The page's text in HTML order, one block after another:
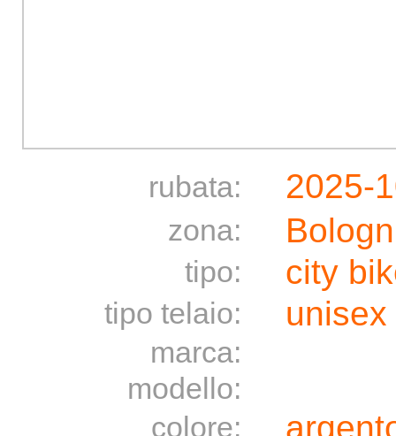
rubata: 2025-
zona:
tipo: city
tipo telaio: unisex
marca:
modello:
colore: